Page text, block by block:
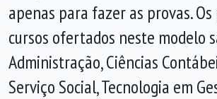
apenas para fazer as provas.
cursos ofertados neste modelo
Administração, Ciências
Serviço Social, Tecnologia em